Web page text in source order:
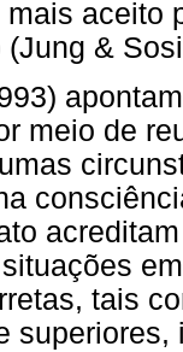
aceito
&
meio de
tais